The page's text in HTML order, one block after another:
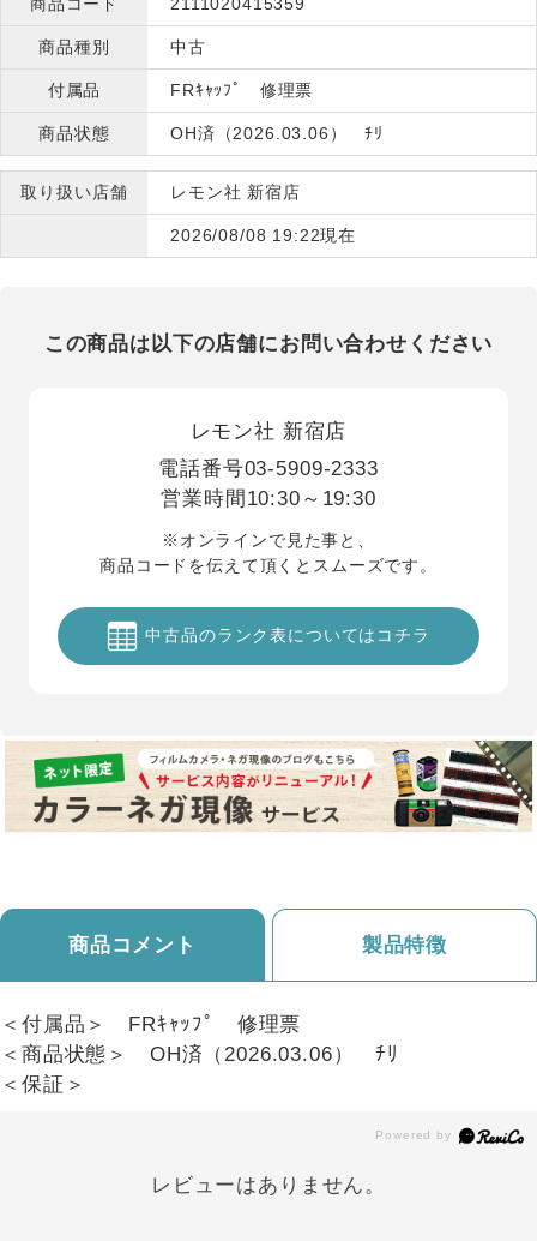
商品種別 中古
付属品 FRｷｬｯﾌﾟ 修理票
商品状態 OH済（2026.03.06） ﾁﾘ
取り扱い店舗 レモン社 新宿店
2026/08/08 19:22現在
この商品は以下の店舗にお問い合わせください
レモン社 新宿店
電話番号03-5909-2333
営業時間 10:30～19:30
※オンラインで見た事と、
商品コードを伝えて頂くとスムーズです。
中古品のランク表についてはコチラ
商品コメント 製品特徴
＜付属品＞ FRｷｬｯﾌﾟ 修理票
＜商品状態＞ OH済（2026.03.06） ﾁﾘ
＜保証＞
レビューはありません。